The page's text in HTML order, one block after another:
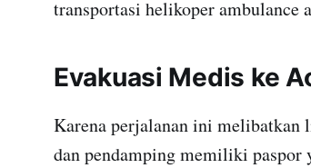
transportasi helikoper ambulance
Evakuasi Medis ke
Karena perjalanan ini melibatkan
dan pendamping memiliki paspor